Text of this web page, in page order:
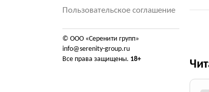
Пользовательское соглашение
© ООО «Серенити групп»
info@serenity-group.ru
Все права защищены. 18+